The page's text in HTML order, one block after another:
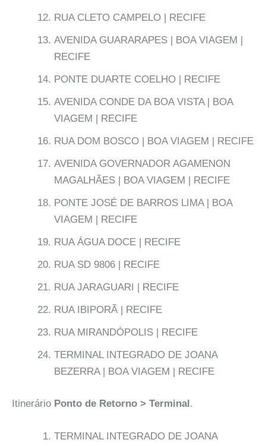
RUA CLETO CAMPELO | RECIFE
AVENIDA GUARARAPES | BOA VIAGEM |
RECIFE
PONTE DUARTE COELHO | RECIFE
AVENIDA CONDE DA BOA VISTA | BOA
VIAGEM | RECIFE
RUA DOM BOSCO | BOA VIAGEM | RECIFE
AVENIDA GOVERNADOR AGAMENON
MAGALHÃES | BOA VIAGEM | RECIFE
PONTE JOSÉ DE BARROS LIMA | BOA
VIAGEM | RECIFE
RUA ÁGUA DOCE | RECIFE
RUA SD 9806 | RECIFE
RUA JARAGUARI | RECIFE
RUA IBIPORÃ | RECIFE
RUA MIRANDÓPOLIS | RECIFE
TERMINAL INTEGRADO DE JOANA
BEZERRA | BOA VIAGEM | RECIFE
Itinerário Ponto de Retorno > Terminal.
TERMINAL INTEGRADO DE JOANA